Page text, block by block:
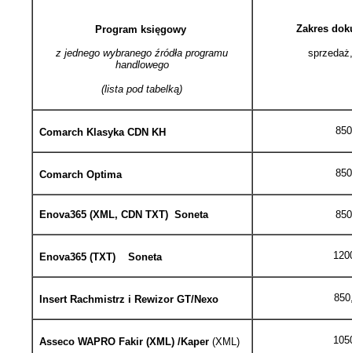
Program księgowy
z jednego wybranego źródła programu
handlowego
(lista pod tabelką)
Zakres
Comarch Klasyka CDN KH
Comarch Optima
Enova365 (XML, CDN TXT) Soneta
Enova365 (TXT) Soneta
Insert Rachmistrz i Rewizor GT/Nexo
Asseco WAPRO Fakir (XML) /Kaper (XML)